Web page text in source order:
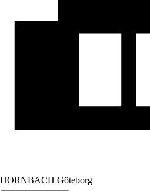
HORNBACH Göteborg